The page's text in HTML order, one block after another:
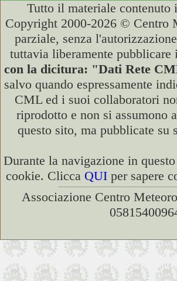
Tutto il materiale contenuto
Copyright 2000-2026 © Centro
parziale, senza
tuttavia liberamente
con la dicitura: "Dati Rete
salvo quando espressamente
CML ed i suoi collaboratori
riprodotto e non si assumono
questo sito, ma pubblicate
Durante la navigazione in
cookie. Clicca QUI per sapere
Associazione Centro